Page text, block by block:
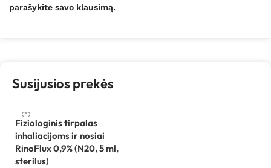
parašykite savo klausimą.
Susijusios prekės
Fiziologinis tirpalas
inhaliacijoms ir nosiai
RinoFlux 0,9% (N20, 5 ml,
sterilus)